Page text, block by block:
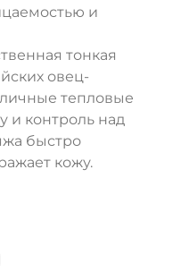
и
тонкая
овец-
тепловые
и контроль над
быстро
кожу.